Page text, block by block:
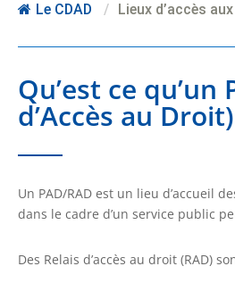
Le CDAD / Lieux d’accès
Qu’est ce
d’Accès au
Un PAD/RAD est un lieu d’accueil
dans le cadre d’un service public
Des Relais d’accès au droit (RAD)